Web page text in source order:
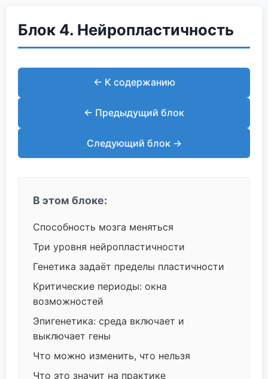
Блок 4. Нейропластичность
← К содержанию
← Предыдущий блок
Следующий блок →
В этом блоке:
Способность мозга меняться
Три уровня нейропластичности
Генетика задаёт пределы пластичности
Критические периоды: окна
возможностей
Эпигенетика: среда включает и
выключает гены
Что можно изменить, что нельзя
Что это значит на практике